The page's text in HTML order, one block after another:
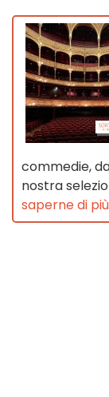
commedie,
nostra
saperne di